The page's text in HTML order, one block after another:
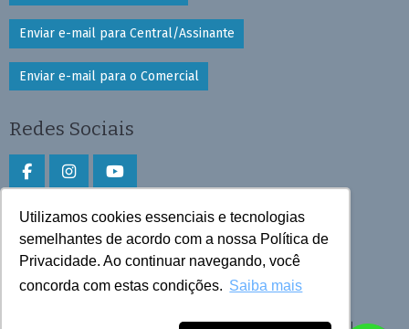
Utilizamos cookies essenciais e tecnologias
semelhantes de acordo com a nossa Política de
Privacidade. Ao continuar navegando, você
concorda com estas condições. Saiba mais
Enviar e-mail para Central/Assinante
Enviar e-mail para o Comercial
Redes Sociais
Faça download do aplicativo
Play Store e App Store